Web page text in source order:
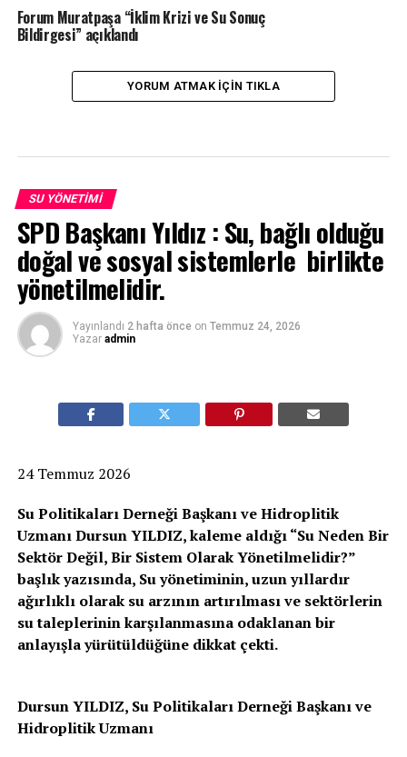
Forum Muratpaşa “İklim Krizi ve Su Sonuç
Bildirgesi” açıklandı
YORUM ATMAK IÇIN TIKLA
SU YÖNETIMI
SPD Başkanı Yıldız : Su, bağlı olduğu
doğal ve sosyal sistemlerle birlikte
yönetilmelidir.
Yayınlandı 2 hafta önce on Temmuz 24, 2026
Yazar admin
24 Temmuz 2026
Su Politikaları Derneği Başkanı ve Hidroplitik
Uzmanı Dursun YILDIZ, kaleme aldığı “Su Neden Bir
Sektör Değil, Bir Sistem Olarak Yönetilmelidir?”
başlık yazısında, Su yönetiminin, uzun yıllardır
ağırlıklı olarak su arzının artırılması ve sektörlerin
su taleplerinin karşılanmasına odaklanan bir
anlayışla yürütüldüğüne dikkat çekti.
Dursun YILDIZ, Su Politikaları Derneği Başkanı ve
Hidroplitik Uzmanı